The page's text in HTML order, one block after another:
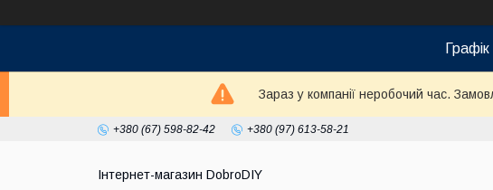
Зараз у компанії неробочий час.
+380 (67) 598-82-42 +380 (97) 613-58-21
Інтернет-магазин DobroDIY